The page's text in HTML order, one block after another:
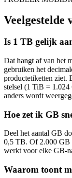
Veelgestelde
Is 1 TB gelijk
Dat hangt af van het
gebruiken het
productetiketten ziet.
stelsel (1 TiB = 1.024
anders wordt
Hoe zet ik GB
Deel het aantal GB
0,5 TB. Of 2.000 GB
werkt voor elke GB-
Waarom toont